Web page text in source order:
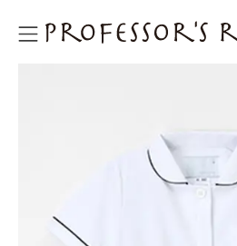
プロフェッサーズラウンド